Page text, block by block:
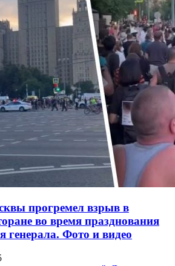
прогремел взрыв в
во время празднования
генерала. Фото и видео